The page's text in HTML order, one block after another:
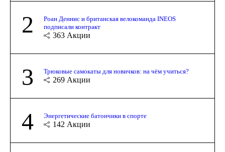
2
Роан Деннис и британская велокоманда INEOS
подписали контракт
363 Акции
3 Трюковые самокаты для новичков: на чём учиться?
269 Акции
4 Энергетические батончики в спорте
142 Акции